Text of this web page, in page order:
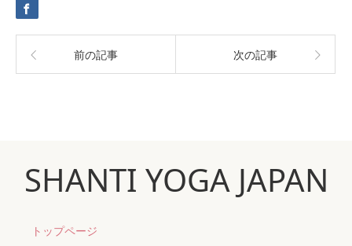
前の記事 次の記事
SHANTI YOGA JAPAN
トップページ